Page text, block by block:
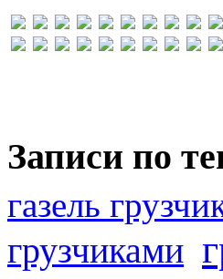
Записи по
газель
грузчиками